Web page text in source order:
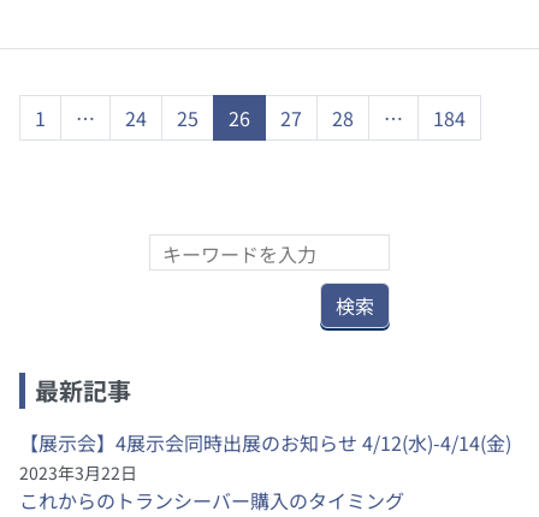
1 … 24 25 26 27 28 … 184
最新記事
【展示会】4展示会同時出展のお知らせ 4/12(水)-4/14(金)
2023年3月22日
これからのトランシーバー購入のタイミング